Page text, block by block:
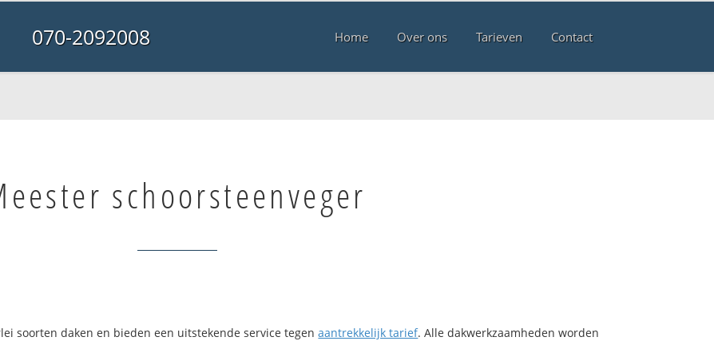
070-2092008 Home Over ons Tarieven Contact
schoorsteenveger
soorten daken en bieden een uitstekende service tegenaantrekkelijk tarief. Alle dakwerkzaamheden worden